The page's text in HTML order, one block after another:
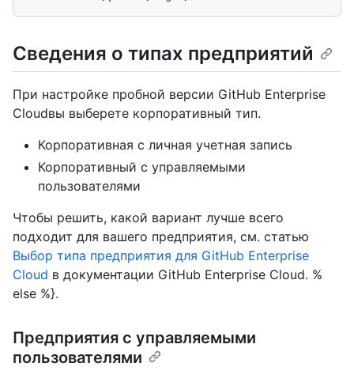
Сведения о типах предприятий
При настройке пробной версии GitHub Enterprise
Cloudвы выберете корпоративный тип.
Корпоративная с личная учетная запись
Корпоративный с управляемыми
пользователями
Чтобы решить, какой вариант лучше всего
подходит для вашего предприятия, см. статью
Выбор типа предприятия для GitHub Enterprise
Cloud в документации GitHub Enterprise Cloud. %
else %}.
Предприятия с управляемыми
пользователями